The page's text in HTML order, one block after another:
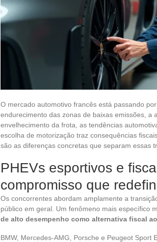
O mercado automotivo francês está passando
endurecimento das zonas de baixas emissões, a
envelhecimento da frota, as tendências
escolha de motorização traz consequências
são as diferenças concretas que separam essas
PHEVs esportivos e
compromisso que
Os concorrentes abordam amplamente a
público em geral. Um fenômeno mais específico
de alto desempenho como alternativa fiscal
BMW, Mercedes-AMG, Porsche e Peugeot